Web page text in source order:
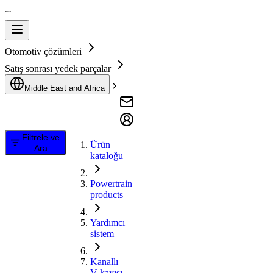
Otomotiv çözümleri
Satış sonrası yedek parçalar
Middle East and Africa
Filtrele ve
Ara
Ürün
kataloğu
Powertrain
products
Yardımcı
sistem
Kanallı